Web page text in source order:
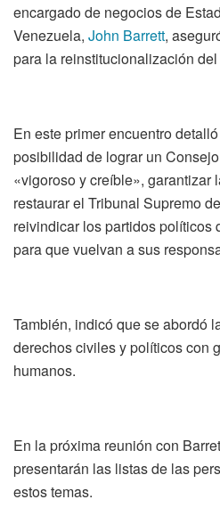
encargado de negocios de
Venezuela, John Barrett,
para la reinstitucionalización
En este primer encuentro
posibilidad de lograr un
«vigoroso y creíble», garantizar
restaurar el Tribunal Supremo
reivindicar los partidos políticos
para que vuelvan a sus
También, indicó que se abordó
derechos civiles y políticos con
humanos.
En la próxima reunión con
presentarán las listas de las
estos temas.